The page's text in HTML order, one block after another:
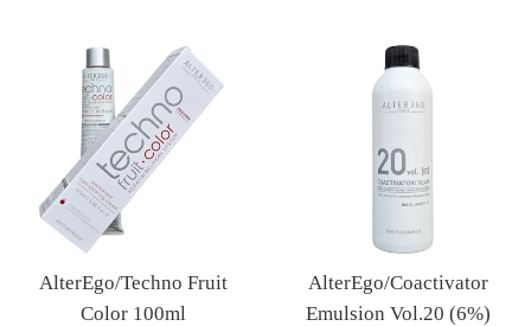
AlterEgo/Techno Fruit
Color 100ml
AlterEgo/Coactivator
Emulsion Vol.20 (6%)